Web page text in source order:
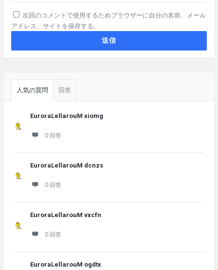
次回のコメントで使用するためブラウザーに自分の名前、メール
アドレス、サイトを保存する。
サ
ド
人気の質問 回答
EuroraLellarouM xiomg
0 回答
EuroraLellarouM dcnzs
0 回答
EuroraLellarouM vxcfn
0 回答
EuroraLellarouM ogdtx